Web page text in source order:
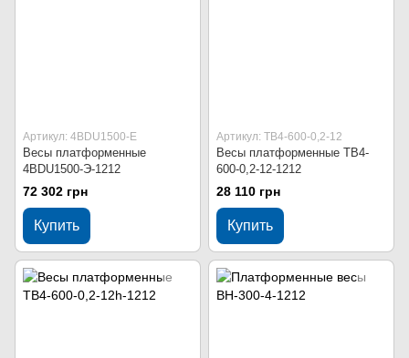
Артикул: 4BDU1500-Е
Весы платформенные
4BDU1500-Э-1212
72 302 грн
Купить
Артикул: ТВ4-600-0,2-12
Весы платформенные ТВ4-
600-0,2-12-1212
28 110 грн
Купить